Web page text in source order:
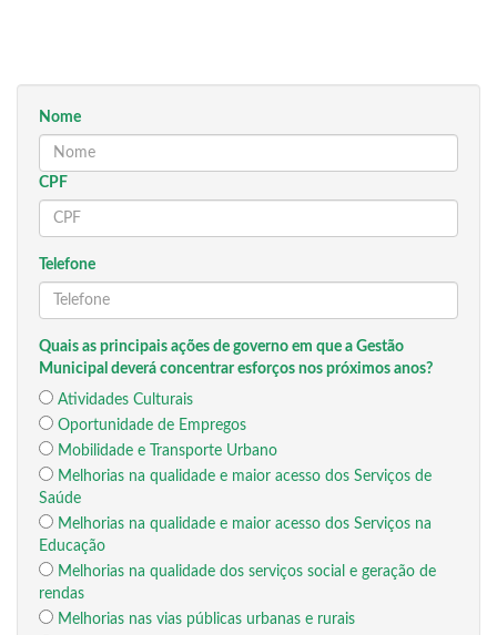
Nome
CPF
Telefone
Quais as principais ações de governo em que a Gestão
Municipal deverá concentrar esforços nos próximos anos?
Atividades Culturais
Oportunidade de Empregos
Mobilidade e Transporte Urbano
Melhorias na qualidade e maior acesso dos Serviços de
Saúde
Melhorias na qualidade e maior acesso dos Serviços na
Educação
Melhorias na qualidade dos serviços social e geração de
rendas
Melhorias nas vias públicas urbanas e rurais